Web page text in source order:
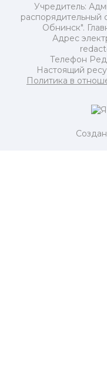
Учредитель:
распорядительный
Обнинск".
Адрес
Телефон
Настоящий
Политика в